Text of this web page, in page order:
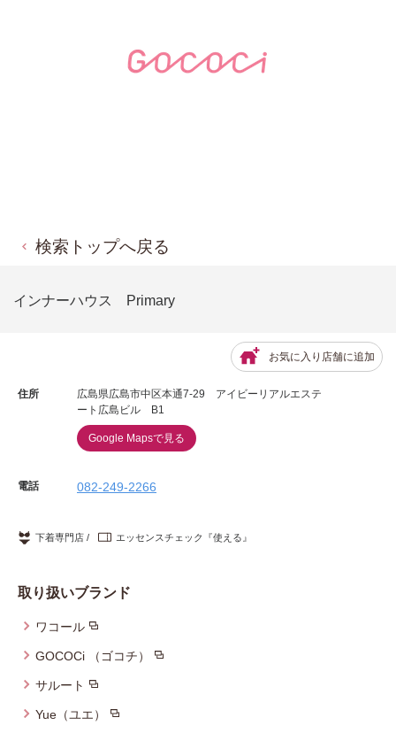
検索トップへ戻る
インナーハウス Primary
お気に入り店舗に追加
住所
広島県広島市中区本通7-29 アイビーリアルエステ
ート広島ビル B1
Google Mapsで見る
電話 082-249-2266
下着専門店 エッセンスチェック『使える』
取り扱いブランド
ワコール
GOCOCi （ゴコチ）
サルート
Yue（ユエ）